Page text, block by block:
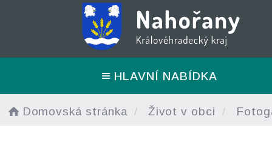
HLAVNÍ NABÍDKA
Domovská stránka Život v obci